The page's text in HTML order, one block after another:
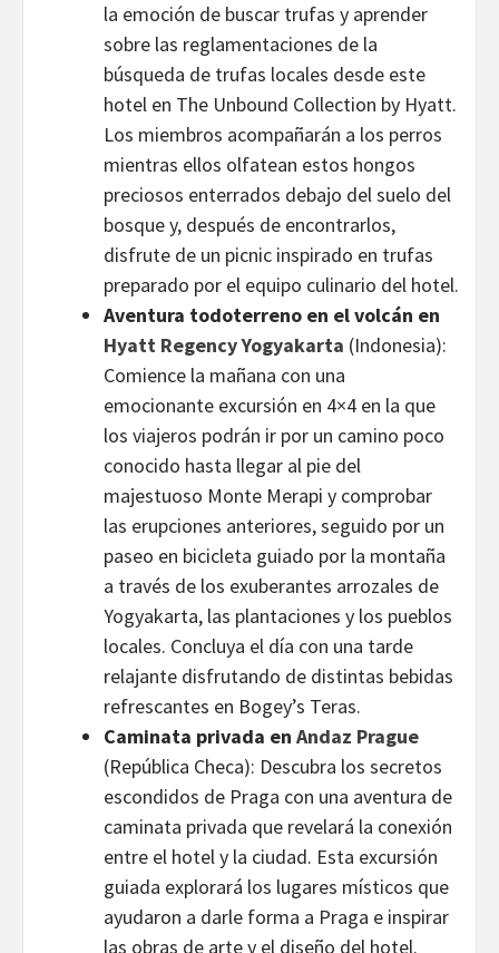
la emoción de buscar trufas y aprender
sobre las reglamentaciones de la
búsqueda de trufas locales desde este
hotel en The Unbound Collection by Hyatt.
Los miembros acompañarán a los perros
mientras ellos olfatean estos hongos
preciosos enterrados debajo del suelo del
bosque y, después de encontrarlos,
disfrute de un picnic inspirado en trufas
preparado por el equipo culinario del hotel.
Aventura todoterreno en el volcán en
Hyatt Regency Yogyakarta (Indonesia):
Comience la mañana con una
emocionante excursión en 4×4 en la que
los viajeros podrán ir por un camino poco
conocido hasta llegar al pie del
majestuoso Monte Merapi y comprobar
las erupciones anteriores, seguido por un
paseo en bicicleta guiado por la montaña
a través de los exuberantes arrozales de
Yogyakarta, las plantaciones y los pueblos
locales. Concluya el día con una tarde
relajante disfrutando de distintas bebidas
refrescantes en Bogey’s Teras.
Caminata privada en Andaz Prague
(República Checa): Descubra los secretos
escondidos de Praga con una aventura de
caminata privada que revelará la conexión
entre el hotel y la ciudad. Esta excursión
guiada explorará los lugares místicos que
ayudaron a darle forma a Praga e inspirar
las obras de arte y el diseño del hotel.